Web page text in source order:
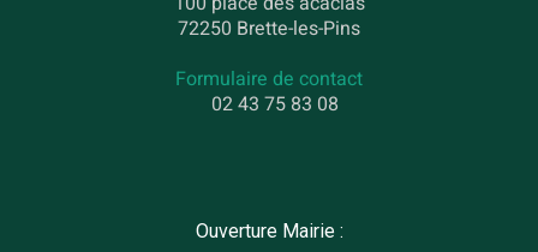
72250 Brette-les-Pins
Formulaire de contact
02 43 75 83 08
Ouverture Mairie :